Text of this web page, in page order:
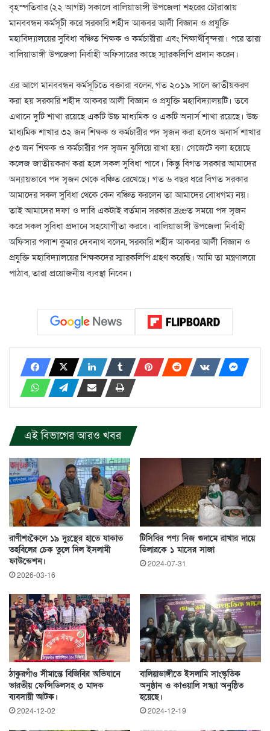
বৃহস্পতিবার (২২ আগষ্ট) সকালে বালিয়াডাঙ্গী উপজেলা শহরের চৌরাস্তায়
মানববন্ধন কর্মসূচী করে সরকারি শহীদ আকবর আলী বিজ্ঞান ও প্রযুক্তি
মহাবিদ্যালয়ের সুবিধা বঞ্চিত শিক্ষক ও কর্মচারীরা এবং শিক্ষার্থীবৃন্দরা। পরে তারা
বালিয়াডাঙ্গী উপজেলা নির্বাহী অফিসারের কাছে স্মারকলিপি প্রদান করেন।
এর আগে মানববন্ধন কর্মসূচিতে বক্তারা বলেন, গত ২০১৯ সালে জাতীয়করণ
করা হয় সরকারি শহীদ আকবর আলী বিজ্ঞান ও প্রযুক্তি মহাবিদ্যালয়টি। তবে
এখানে দুটি শাখা রয়েছে একটি উচ্চ মাধ্যমিক ও একটি অনার্স শাখা রয়েছে। উচ্চ
মাধ্যমিক শাখার ৩২ জন শিক্ষক ও কর্মচারীর পদ সৃজন করা হলেও অনার্স শাখার
৫৩ জন শিক্ষক ও কর্মচারীর পদ সৃজন ঝুলিয়ে রাখা হয়। গেজেটে বলা হয়েছে
কলেজ জাতীয়করণ করা হলে সকল সুবিধা পাবে। কিন্তু বিগত সরকার আমাদের
অন্যায়ভাবে পদ সৃজন থেকে বঞ্চিত রেখেছে। গত ৬ বছর ধরে বিগত সরকার
আমাদের সকল সুবিধা থেকে কেন বঞ্চিত করলেন তা আমাদের বোধগম্য নয়।
তাই আমাদের দফা ও দাবি একটাই বর্তমান সরকার দ্রæত সময়ে পদ সৃজন
করে সকল সুবিধা প্রদানে সহযোগীতা করবে। বালিয়াডাঙ্গী উপজেলা নির্বাহী
অফিসার পলাশ কুমার দেবনাথ বলেন, সরকারি শহীদ আকবর আলী বিজ্ঞান ও
প্রযুক্তি মহাবিদ্যালয়ের শিক্ষকদের স্মারকলিপি গ্রহণ করেছি। আমি তা মন্ত্রণালয়ে
পাঠাব, তারা প্রয়োজনীয় ব্যবস্থা নিবেন।
এই বিভাগের আরও খবর
রাণীশংকৈলে ১৯ দুঃস্থের হাতে যাকাত
তহবিলের চেক তুলে দিল ইসলামী
ফাউন্ডেশন।
2026-03-16
টিসিবির পণ্য নিজ গুদামে রাখার দায়ে
ডিলারকে ১ মাসের সাজা
2024-07-31
ঠাকুরগাঁও সীমান্তে বিজিবির অভিযানে
ভারতীয় ফেন্সিডিলসহ ৩ মাদক
ব্যবসায়ী আটক।
2024-12-02
বালিয়াডাঙ্গীতে ইসলামি সাংস্কৃতিক
অনুষ্ঠান ও কাওয়ালি সন্ধ্যা অনুষ্ঠিত
হয়েছে।
2024-12-19